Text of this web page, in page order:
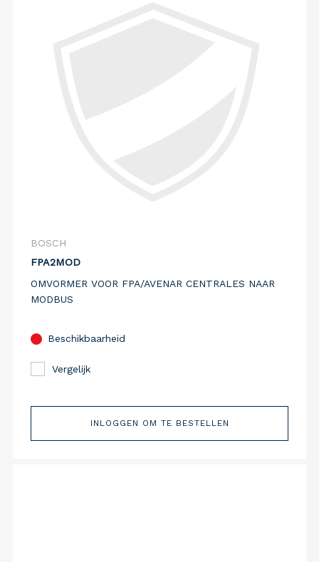
BOSCH
FPA2MOD
OMVORMER VOOR FPA/AVENAR CENTRALES NAAR
MODBUS
Beschikbaarheid
Vergelijk
INLOGGEN OM TE BESTELLEN